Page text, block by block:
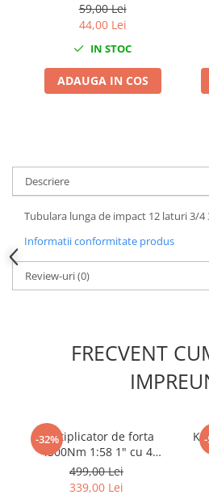
Chei de Forta
Gresoare
Aparate de spalat cu presiune
Aspiratoare industriale
Lampi si Lanterne
Masini de insurubat si gaurit
Masini de polishat
Pistoale aer cald
Alfa romeo
Audi
59,00 Lei
44,00 Lei
IN STOC
ADAUGA IN COS
Descriere
Tubulara lunga de impact 12 laturi 3/4
Informatii conformitate produs
Review-uri(0)
FRECVENT
-32%
Multiplicator de forta
4500Nm 1:58 1" cu 4
tubulare incluse
499,00 Lei
339,00 Lei